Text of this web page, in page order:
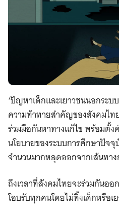
‘ปัญหาเด็กและเยาวชนนอกระบ
ความท้าทายสำคัญของสังคมไ
ร่วมมือกันหาทางแก้ไข พร้อมตั้ง
นโยบายของระบบการศึกษาปัจ
จำนวนมากหลุดออกจากเส้นทาง
ถึงเวลาที่สังคมไทยจะร่วมกันอ
โอบรับทุกคนโดยไม่ทิ้งเด็กหรือเ